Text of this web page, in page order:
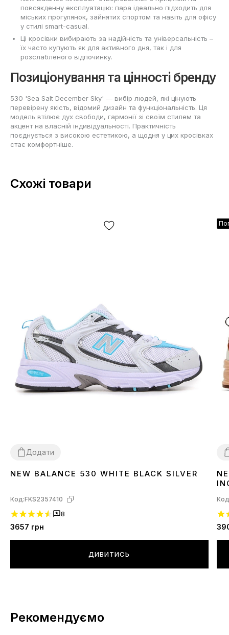
повсякденну експлуатацію: пара ідеально підходить для
міських прогулянок, зайнятих спортом та навіть для офісу
у стилі smart-casual.
Ці кросівки вибирають за надійність та універсальність –
їх часто купують як для активного дня, так і для
розслабленого відпочинку.
Позиціонування та цінності бренду
530 'Sea Salt December Sky' — вибір людей, які цінують
перевірену якість, відомий дизайн та функціональність. Ця
модель втілює дух свободи, гармонії зі своїм стилем та
акцент на власній індивідуальності. Практичність
поєднується з високою естетикою, а щодня у цих кросівках
стає комфортніше.
Схожі товари
Додати
3637 39
NEW BALANCE 530 WHITE BLACK SILVER
Код:FKS2357410
8
3657 грн
ДИВИТИСЬ
Рекомендуємо